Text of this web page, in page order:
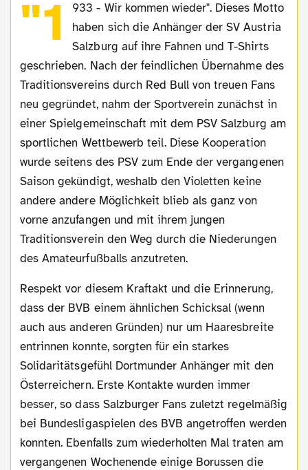
"1
933 - Wir kommen wieder". Dieses Motto
haben sich die Anhänger der SV Austria
Salzburg auf ihre Fahnen und T-Shirts
geschrieben. Nach der feindlichen Übernahme des
Traditionsvereins durch Red Bull von treuen Fans
neu gegründet, nahm der Sportverein zunächst in
einer Spielgemeinschaft mit dem PSV Salzburg am
sportlichen Wettbewerb teil. Diese Kooperation
wurde seitens des PSV zum Ende der vergangenen
Saison gekündigt, weshalb den Violetten keine
andere andere Möglichkeit blieb als ganz von
vorne anzufangen und mit ihrem jungen
Traditionsverein den Weg durch die Niederungen
des Amateurfußballs anzutreten.
Respekt vor diesem Kraftakt und die Erinnerung,
dass der BVB einem ähnlichen Schicksal (wenn
auch aus anderen Gründen) nur um Haaresbreite
entrinnen konnte, sorgten für ein starkes
Solidaritätsgefühl Dortmunder Anhänger mit den
Österreichern. Erste Kontakte wurden immer
besser, so dass Salzburger Fans zuletzt regelmäßig
bei Bundesligaspielen des BVB angetroffen werden
konnten. Ebenfalls zum wiederholten Mal traten am
vergangenen Wochenende einige Borussen die